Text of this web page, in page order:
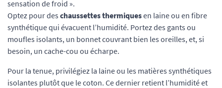
sensation de froid ».
Optez pour des chaussettes thermiquesen laine ou en fibre
synthétique qui évacuent l’humidité. Portez des gants ou
moufles isolants, un bonnet couvrant bien les oreilles, et, si
besoin, un cache-cou ou écharpe.
Pour la tenue, privilégiez la laine ou les matières synthétiques
isolantes plutôt que le coton. Ce dernier retient l’humidité et